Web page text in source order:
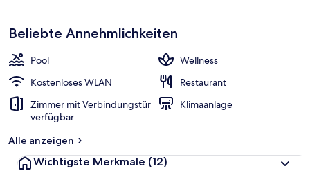
Beliebte Annehmlichkeiten
Pool
Wellness
Kostenloses WLAN
Restaurant
Zimmer mit Verbindungstür
verfügbar
Klimaanlage
Alle anzeigen
Wichtigste Merkmale (12)